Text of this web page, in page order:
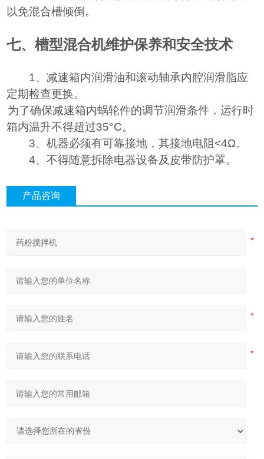
以免混合槽倾倒。
七、槽型混合机维护保养和安全技术
1、减速箱内润滑油和滚动轴承内腔润滑脂应
定期检查更换。
为了确保减速箱内蜗轮件的调节润滑条件，运行时
箱内温升不得超过35°C。
3、机器必须有可靠接地，其接地电阻<4Ω。
4、不得随意拆除电器设备及皮带防护罩。
产品咨询